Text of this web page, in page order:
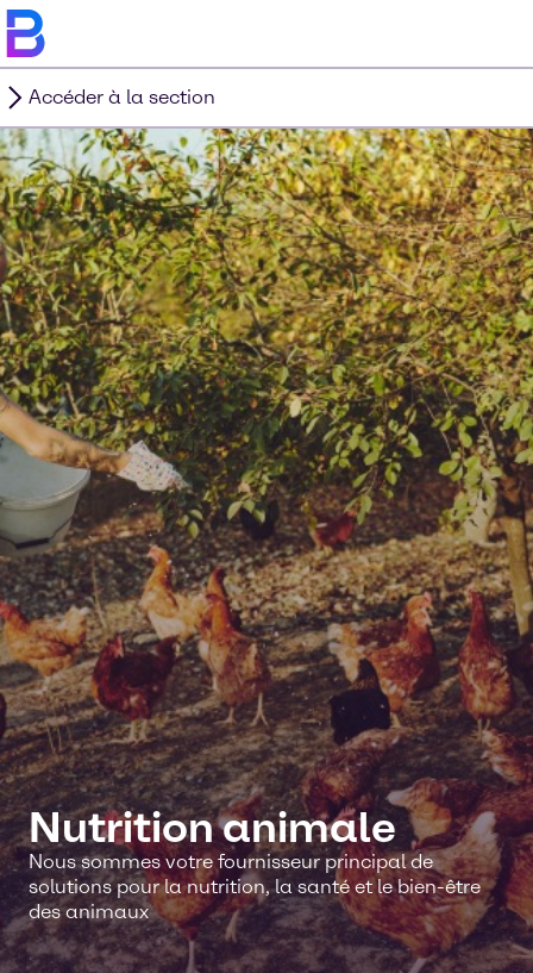
Accéder à la section
Nutrition animale
Nous sommes votre fournisseur principal de
solutions pour la nutrition, la santé et le bien-être
des animaux